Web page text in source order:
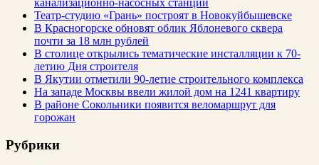
канализационно-насосных станций
Театр-студию «Грань» построят в Новокуйбышевске
В Красногорске обновят облик Яблоневого сквера
почти за 18 млн рублей
В столице открылись тематические инсталляции к 70-
летию Дня строителя
В Якутии отметили 90-летие строительного комплекса
На западе Москвы ввели жилой дом на 1241 квартиру
В районе Сокольники появится веломаршрут для
горожан
Рубрики